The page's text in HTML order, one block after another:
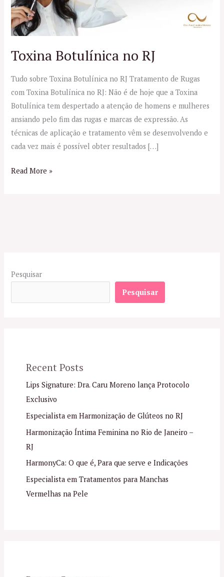
Toxina Botulínica no RJ
Tudo sobre Toxina Botulínica no RJ Tratamento de Rugas
com Toxina Botulínica no RJ: Não é de hoje que a Toxina
Botulínica tem despertado a atenção de homens e mulheres
ansiando pelo fim das rugas e marcas de expressão. As
técnicas de aplicação e tratamento vêm se desenvolvendo e
cada vez mais é possível obter resultados […]
Read More »
Pesquisar
Pesquisar
Recent Posts
Lips Signature: Dra. Caru Moreno lança Protocolo
Exclusivo
Especialista em Harmonização de Glúteos no RJ
Harmonização Íntima Feminina no Rio de Janeiro –
RJ
HarmonyCa: O que é, Para que serve e Indicações
Especialista em Tratamentos para Manchas
Vermelhas na Pele